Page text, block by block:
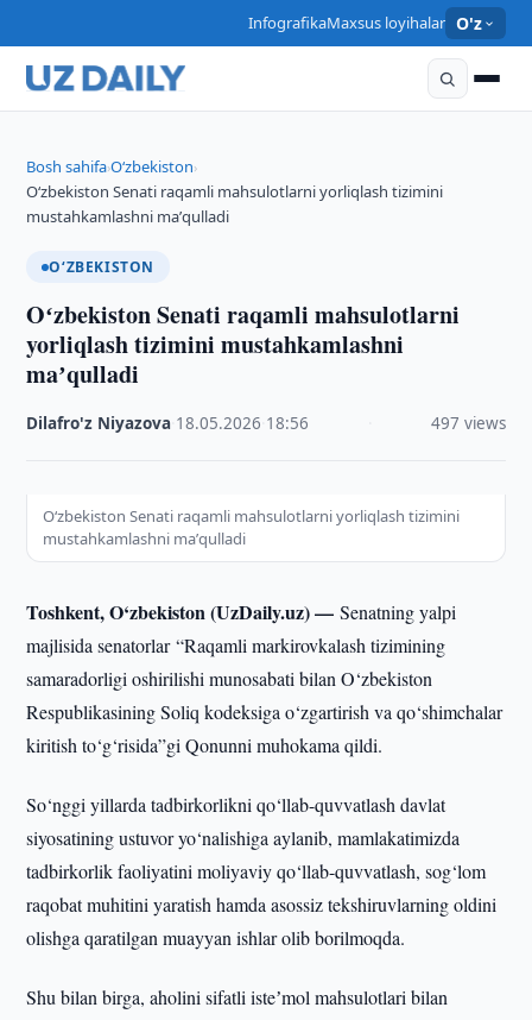
InfografikaMaxsus loyihalar O'z
Bosh sahifa›O‘zbekiston›
Oʻzbekiston Senati raqamli mahsulotlarni yorliqlash tizimini
mustahkamlashni maʼqulladi
O‘ZBEKISTON
Oʻzbekiston Senati raqamli mahsulotlarni
yorliqlash tizimini mustahkamlashni
maʼqulladi
Dilafro'z Niyazova 18.05.2026 18:56 497 views
Oʻzbekiston Senati raqamli mahsulotlarni yorliqlash tizimini
mustahkamlashni maʼqulladi
Toshkent, O‘zbekiston (UzDaily.uz) —Senatning yalpi
majlisida senatorlar “Raqamli markirovkalash tizimining
samaradorligi oshirilishi munosabati bilan O‘zbekiston
Respublikasining Soliq kodeksiga o‘zgartirish va qo‘shimchalar
kiritish to‘g‘risida”gi Qonunni muhokama qildi.
So‘nggi yillarda tadbirkorlikni qo‘llab-quvvatlash davlat
siyosatining ustuvor yo‘nalishiga aylanib, mamlakatimizda
tadbirkorlik faoliyatini moliyaviy qo‘llab-quvvatlash, sog‘lom
raqobat muhitini yaratish hamda asossiz tekshiruvlarning oldini
olishga qaratilgan muayyan ishlar olib borilmoqda.
Shu bilan birga, aholini sifatli isteʼmol mahsulotlari bilan